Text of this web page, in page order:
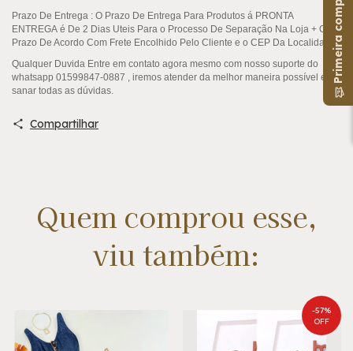
Primeira compra?
Prazo De Entrega : O Prazo De Entrega Para Produtos á PRONTA
ENTREGA é De 2 Dias Uteis Para o Processo De Separação Na Loja + O
Prazo De Acordo Com Frete Encolhido Pelo Cliente e o CEP Da Localidade .
Qualquer Duvida Entre em contato agora mesmo com nosso suporte do
whatsapp 01599847-0887 , iremos atender da melhor maneira possível e
sanar todas as dúvidas.
Compartilhar
Quem comprou esse,
viu também:
-57%
OFF